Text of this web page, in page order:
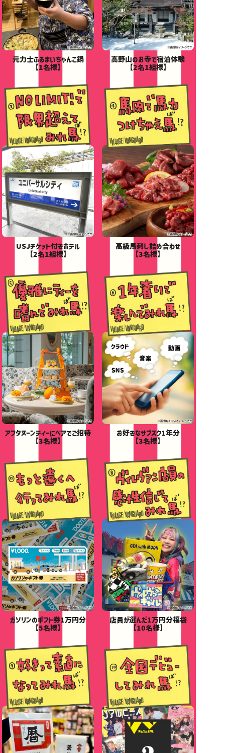
元力士ふるまいちゃんこ鍋
【1名様】
高野山のお寺で宿泊体験
【2名1組様】
USJチケット付きホテル
【2名1組様】
高級馬刺し詰め合わせ
【3名様】
アフタヌーンティーにペアでご招待
【3名様】
お好きなサブスク1年分
【3名様】
ガソリンのギフト券1万円分
【5名様】
店員が選んだ1万円分福袋
【10名様】